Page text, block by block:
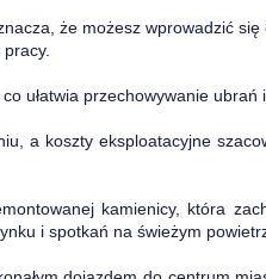
że możesz wprowadzić
ułatwia przechowywanie ubrań
a koszty eksploatacyjne
kamienicy, która
i spotkań na świeżym